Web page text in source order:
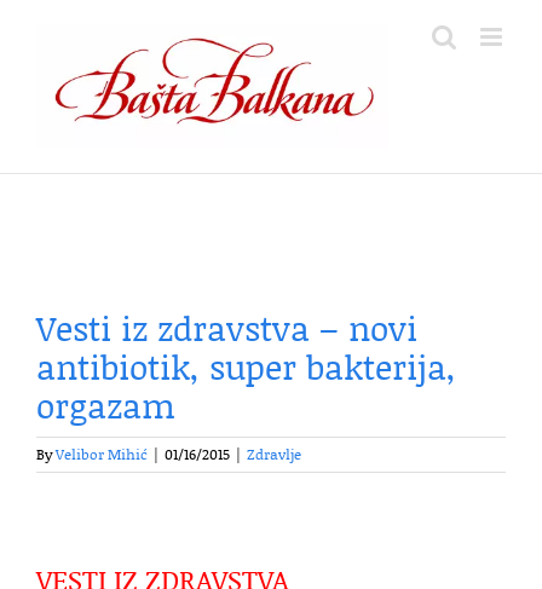
content
Vesti iz zdravstva – novi
antibiotik, super bakterija,
orgazam
ByVelibor Mihić 01/16/2015 Zdravlje
VESTI IZ ZDRAVSTVA